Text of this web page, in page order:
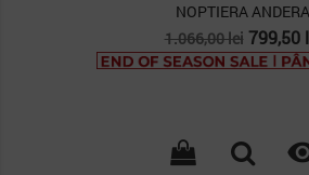
NOPTIERA ANDERA
Pret
de
1.066,00 lei Pret
799,50